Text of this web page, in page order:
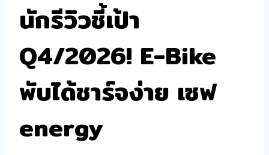
นักรีวิวชี้เป้า
Q4/2026! E-Bike
พับได้ชาร์จง่าย เซฟ
energy